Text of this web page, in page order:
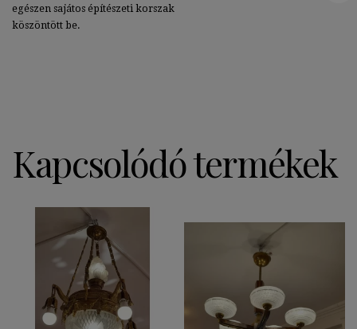
egészen sajátos építészeti korszak
köszöntött be.
Kapcsolódó termékek